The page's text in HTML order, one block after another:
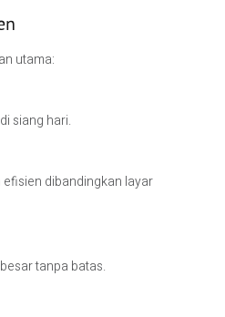
utama:
siang hari.
dibandingkan layar
tanpa batas.